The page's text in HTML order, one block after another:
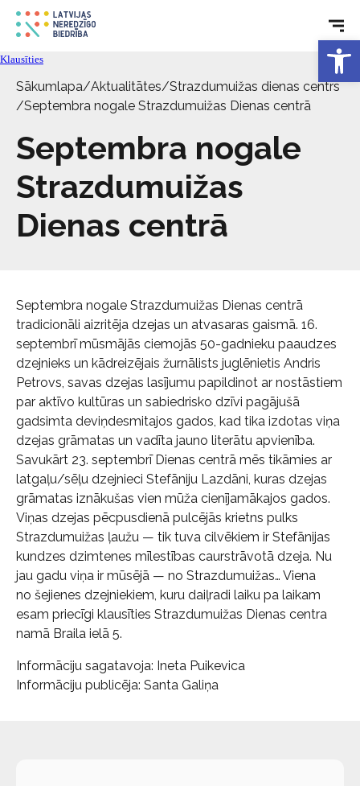
Rehabilitācija
Tehniskie palīglīdzekļi
Pakalpojumi
Par biedrību
Klausīties
Sākumlapa/Aktualitātes/Strazdumuižas dienas centrs
/Septembra nogale Strazdumuižas Dienas centrā
Septembra nogale
Strazdumuižas
Dienas centrā
Septembra nogale Strazdumuižas Dienas centrā
tradicionāli aizritēja dzejas un atvasaras gaismā. 16.
septembrī mūsmājās ciemojās 50-gadnieku paaudzes
dzejnieks un kādreizējais žurnālists juglēnietis Andris
Petrovs, savas dzejas lasījumu papildinot ar nostāstiem
par aktīvo kultūras un sabiedrisko dzīvi pagājušā
gadsimta deviņdesmitajos gados, kad tika izdotas viņa
dzejas grāmatas un vadīta jauno literātu apvienība.
Savukārt 23. septembrī Dienas centrā mēs tikāmies ar
latgaļu/sēļu dzejnieci Stefāniju Lazdāni, kuras dzejas
grāmatas iznākušas vien mūža cienījamākajos gados.
Viņas dzejas pēcpusdienā pulcējās krietns pulks
Strazdumuižas ļaužu — tik tuva cilvēkiem ir Stefānijas
kundzes dzimtenes mīlestības caurstrāvotā dzeja. Nu
jau gadu viņa ir mūsējā — no Strazdumuižas… Viena
no šejienes dzejniekiem, kuru daiļradi laiku pa laikam
esam priecīgi klausīties Strazdumuižas Dienas centra
namā Braila ielā 5.
Informāciju sagatavoja: Ineta Puikevica
Informāciju publicēja: Santa Galiņa